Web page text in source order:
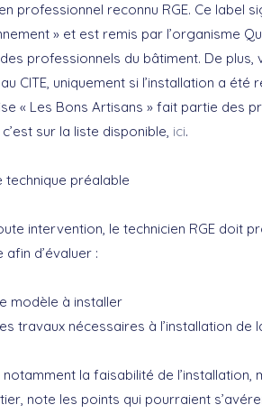
professionnel reconnu RGE. Ce label
» et est remis par l’organisme
professionnels du bâtiment. De
au CITE, uniquement si l’installation a
« Les Bons Artisans » fait partie des
sur la liste disponible, ici.
technique préalable
intervention, le technicien RGE doit
afin d’évaluer :
modèle à installer
travaux nécessaires à l’installation
notamment la faisabilité de l’installation,
note les points qui pourraient